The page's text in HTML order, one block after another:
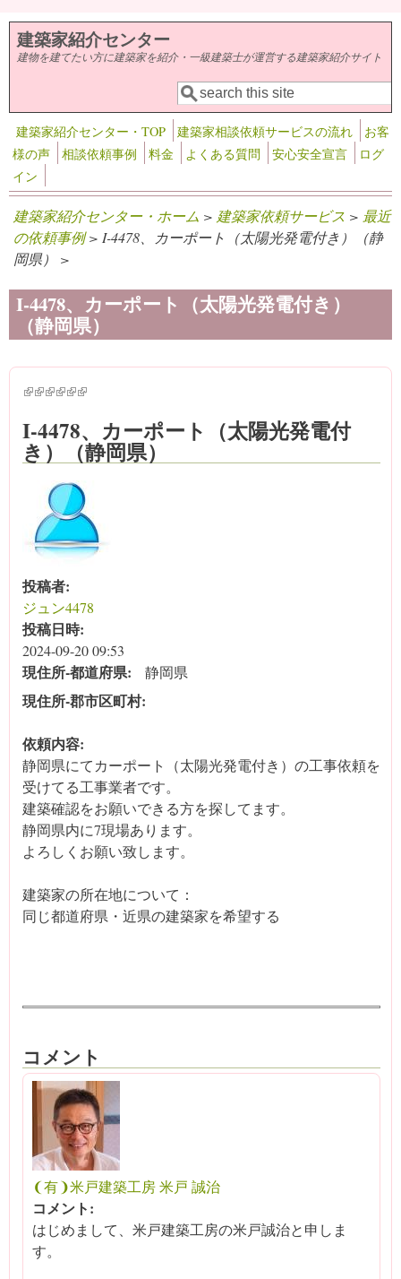
メインコンテンツに移動
建築家紹介センター
建物を建てたい方に建築家を紹介・一級建築士が運営する建築家紹介サイト
検索フォーム
検索
建築家紹介センター・TOP 建築家相談依頼サービスの流れ
お客
様の声
相談依頼事例 料金 よくある質問 安心安全宣言
ログ
イン
建築家紹介センター・ホーム > 建築家依頼サービス > 最近
の依頼事例> I-4478、カーポート（太陽光発電付き）（静
岡県） >
I-4478、カーポート（太陽光発電付き）
（静岡県）
(link is external)
(link is external)
(link is external)
(link is external)
(link is external)
(link is external)
I-4478、カーポート（太陽光発電付
き）（静岡県）
投稿者:
ジュン4478
投稿日時:
2024-09-20 09:53
現住所‐都道府県: 静岡県
現住所‐郡市区町村:
依頼内容:
静岡県にてカーポート（太陽光発電付き）の工事依頼を
受けてる工事業者です。
建築確認をお願いできる方を探してます。
静岡県内に7現場あります。
よろしくお願い致します。
建築家の所在地について：
同じ都道府県・近県の建築家を希望する
コメント
❨有❩米戸建築工房 米戸 誠治
コメント:
はじめまして、米戸建築工房の米戸誠治と申しま
す。